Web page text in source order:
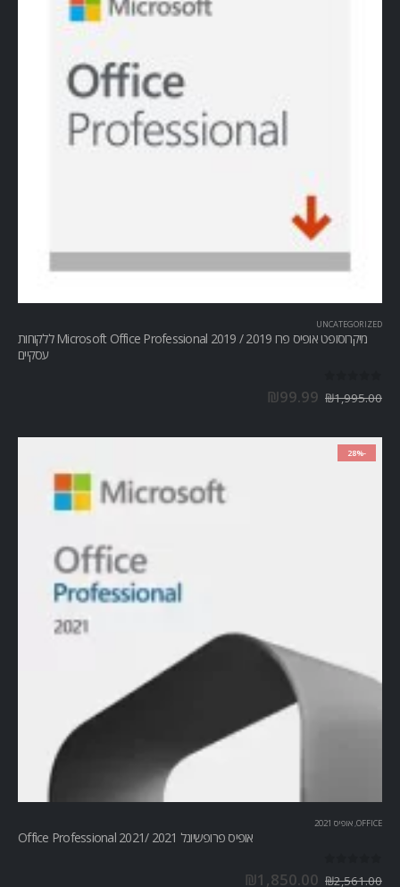
UNCATEGORIZED
מיקרוסופט אופיס פרו Microsoft Office Professional 2019 / 2019 ללקוחות
עסקיים
₪1,995.00
₪99.99
-28%
OFFICE
, אופיס 2021
אופיס פרופשיונל 2021 /Office Professional 2021
₪2,561.00
₪1,850.00